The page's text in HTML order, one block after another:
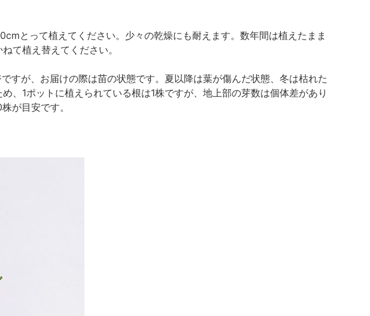
とって植えてください。少々の乾燥にも耐えます。数年間は植えたまま
て植え替えてください。
すが、お届けの際は苗の状態です。夏以降は葉が傷んだ状態、冬は枯れた
、1ポットに植えられている根は1株ですが、地上部の芽数は個体差があり
が目安です。